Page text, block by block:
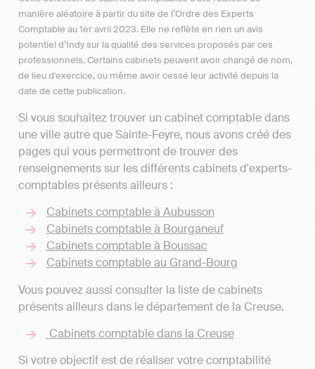
manière aléatoire à partir du site de l’Ordre des Experts
Comptable au 1er avril 2023. Elle ne reflète en rien un avis
potentiel d’Indy sur la qualité des services proposés par ces
professionnels. Certains cabinets peuvent avoir changé de nom,
de lieu d'exercice, ou même avoir cessé leur activité depuis la
date de cette publication.
Si vous souhaitez trouver un cabinet comptable dans
une ville autre que Sainte-Feyre, nous avons créé des
pages qui vous permettront de trouver des
renseignements sur les différents cabinets d'experts-
comptables présents ailleurs :
Cabinets comptable à Aubusson
Cabinets comptable à Bourganeuf
Cabinets comptable à Boussac
Cabinets comptable au Grand-Bourg
Vous pouvez aussi consulter la liste de cabinets
présents ailleurs dans le département de la Creuse.
Cabinets comptable dans la Creuse
Si votre objectif est de réaliser votre comptabilité